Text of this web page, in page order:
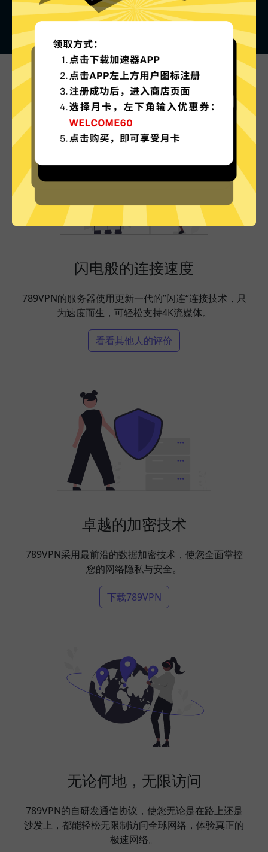
789VPN的特色
闪电般的连接速度
789VPN的服务器使用更新一代的”闪连“连接技术，只
为速度而生，可轻松支持4K流媒体。
看看其他人的评价
卓越的加密技术
789VPN采用最前沿的数据加密技术，使您全面掌控
您的网络隐私与安全。
下载789VPN
无论何地，无限访问
789VPN的自研发通信协议，使您无论是在路上还是
沙发上，都能轻松无限制访问全球网络，体验真正的
极速网络。